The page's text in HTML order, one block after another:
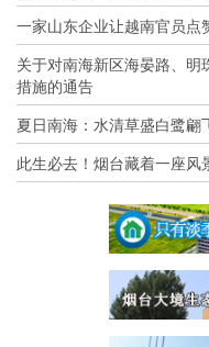
一家山东企业让越南官员点
关于对南海新区海晏路、
措施的通告
夏日南海：水清草盛白鹭翩
此生必去！烟台藏着一座风